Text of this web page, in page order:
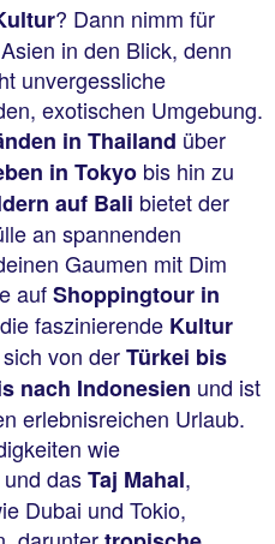
? Dann nimm für
in den Blick, denn
unvergessliche
exotischen Umgebung.
in Thailand über
in Tokyo bis hin zu
auf Bali bietet der
an spannenden
Gaumen mit Dim
aufShoppingtour in
faszinierende Kultur
von derTürkei bis
nach Indonesien und ist
erlebnisreichen Urlaub.
wie
und dasTaj Mahal,
Dubai und Tokio,